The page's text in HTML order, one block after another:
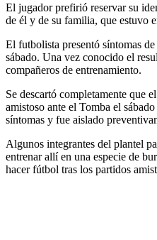
El jugador prefirió reservar su
de él y de su familia, que estuvo
El futbolista presentó síntomas
sábado. Una vez conocido el
compañeros de entrenamiento.
Se descartó completamente que
amistoso ante el Tomba el
síntomas y fue aislado
Algunos integrantes del plantel
entrenar allí en una especie de
hacer fútbol tras los partidos